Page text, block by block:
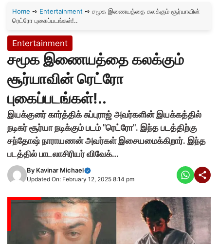
Home ➺ Entertainment ➺ சமூக இணையத்தை கலக்கும் சூர்யாவின்
ரெட்ரோ புகைப்படங்கள்!..
Entertainment
சமூக இணையத்தை கலக்கும்
சூர்யாவின் ரெட்ரோ
புகைப்படங்கள்!..
இயக்குனர் கார்த்திக் சுப்புராஜ் அவர்களின் இயக்கத்தில்
நடிகர் சூர்யா நடிக்கும் படம் "ரெட்ரோ". இந்த படத்திற்கு
சந்தோஷ் நாராயணன் அவர்கள் இசையமைக்கிறார். இந்த
படத்தில் பாடலாசிரியர் விவேக்…
By Kavinar Michael
Updated On: February 12, 2025 8:14 pm